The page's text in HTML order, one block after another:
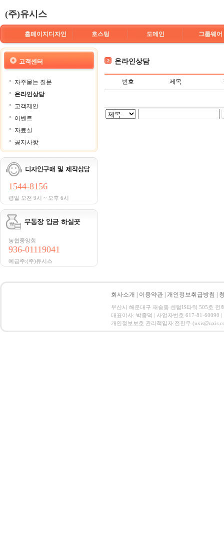
(주)유시스
홈페이지디자인 호스팅 도메인 그룹웨어
고객센터
자주묻는 질문
온라인상담
고객제안
이벤트
자료실
공지사항
1544-8156
평일 오전 9시 ~ 오후 6시
농협중앙회
936-01119041
예금주:(주)유시스
온라인상담
번호 제목
회사소개 이용약관 개인정보취급방침
부산시 해운대구 재송동 센텀IS타워 505호 전
대표이사: 박종덕 | 사업자번호 617-81-60090 |
개인정보보호 관리책임자:전찬우